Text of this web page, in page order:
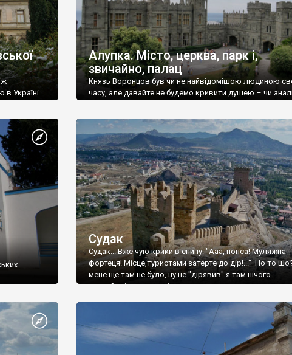
в Україні
Алупка. Місто, церква, парк і,
звичайно, палац
Князь Воронцов був чи не найвідомішою людиною
часу, але давайте не будемо кривити душею – чи
Судак
Судак... Вже чую крики в спину: "Ааа, попса! Муляжна
фортеця! Місце,туристами затерте до дір!..." Но то
мене ще там не було, ну не "дірявив" я там нічого...
принаймні до цього літа.